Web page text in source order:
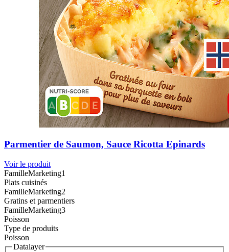
Parmentier de Saumon, Sauce Ricotta Epinards
Voir le produit
FamilleMarketing1
Plats cuisinés
FamilleMarketing2
Gratins et parmentiers
FamilleMarketing3
Poisson
Type de produits
Poisson
Datalayer